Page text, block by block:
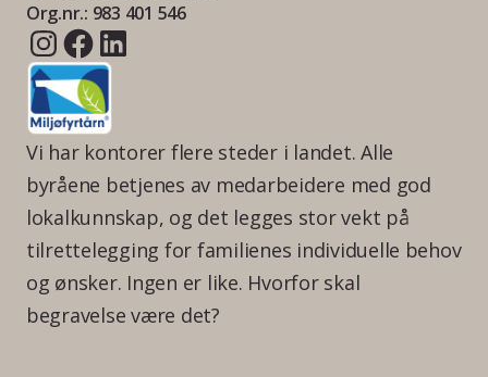
Org.nr.: 983 401 546
Vi har kontorer flere steder i landet. Alle
byråene betjenes av medarbeidere med god
lokalkunnskap, og det legges stor vekt på
tilrettelegging for familienes individuelle behov
og ønsker. Ingen er like. Hvorfor skal
begravelse være det?